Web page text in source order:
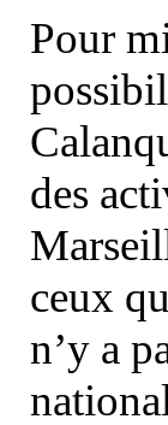
Pour
des
ceux
n’y a